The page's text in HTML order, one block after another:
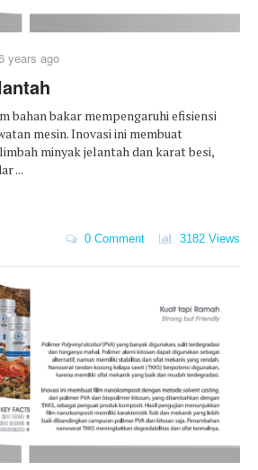
years ago
bahan bakar mempengaruhi efisiensi
mesin. Inovasi ini membuat
minyak jelantah dan karat besi,
...
0 Comment 3182 Views